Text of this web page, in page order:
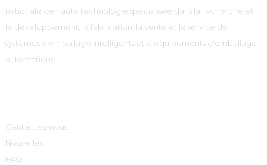
nationale de haute technologie spécialisée dans la recherche et
le développement, la fabrication, la vente et le service de
systèmes d'emballage intelligents et d'équipements d'emballage
automatique.
Contactez-nous
Nouvelles
FAQ